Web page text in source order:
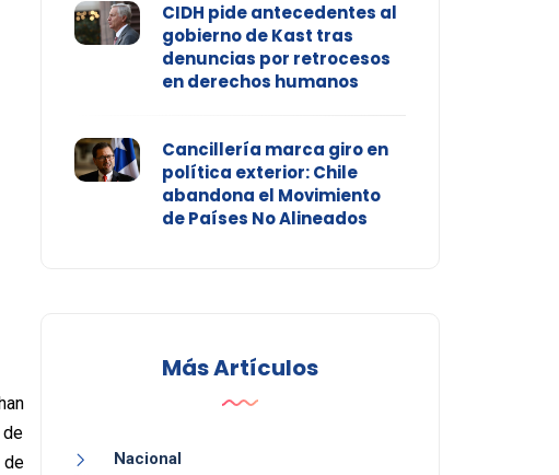
CIDH pide antecedentes al
gobierno de Kast tras
denuncias por retrocesos
en derechos humanos
Cancillería marca giro en
política exterior: Chile
abandona el Movimiento
de Países No Alineados
Más Artículos
Nacional